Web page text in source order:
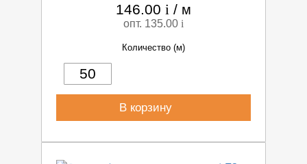
146.00 i / м
опт. 135.00 i
Количество (м)
В корзину